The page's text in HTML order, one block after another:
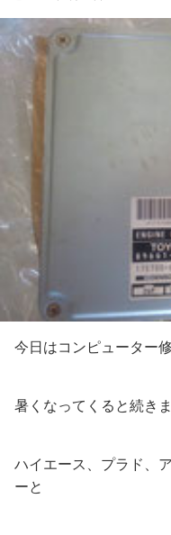
今日はコンピューター
暑くなってくると続きま
ハイエース、プラド、
ーと